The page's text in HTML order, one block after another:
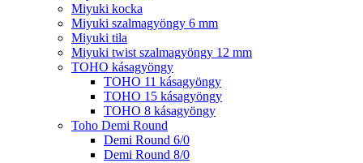
Miyuki kocka
Miyuki szalmagyöngy 6 mm
Miyuki tila
Miyuki twist szalmagyöngy 12 mm
TOHO kásagyöngy
TOHO 11 kásagyöngy
TOHO 15 kásagyöngy
TOHO 8 kásagyöngy
Toho Demi Round
Demi Round 6/0
Demi Round 8/0